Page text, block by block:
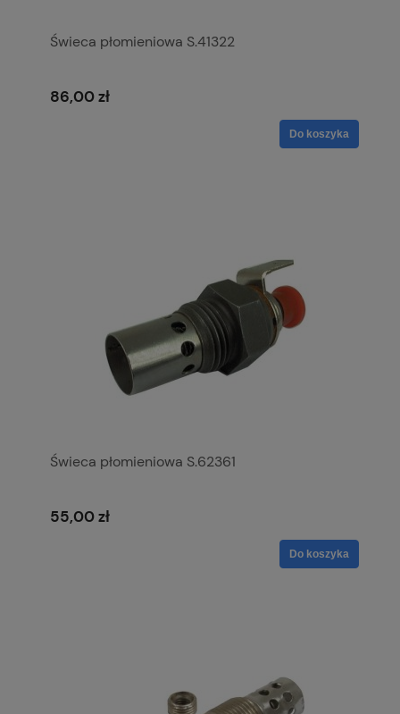
Świeca płomieniowa S.41322
86,00 zł
Do koszyka
Świeca płomieniowa S.62361
55,00 zł
Do koszyka